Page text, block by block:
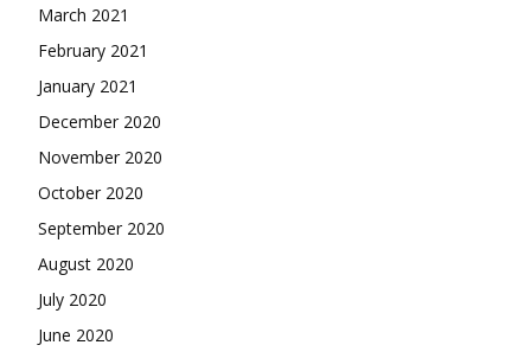
March 2021
February 2021
January 2021
December 2020
November 2020
October 2020
September 2020
August 2020
July 2020
June 2020